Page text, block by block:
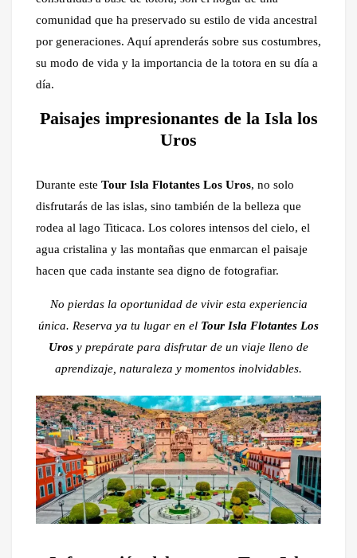
comunidad que ha preservado su estilo de vida ancestral
por generaciones. Aquí aprenderás sobre sus costumbres,
su modo de vida y la importancia de la totora en su día a
día.
Paisajes impresionantes de la Isla los
Uros
Durante este Tour Isla Flotantes Los Uros, no solo
disfrutarás de las islas, sino también de la belleza que
rodea al lago Titicaca. Los colores intensos del cielo, el
agua cristalina y las montañas que enmarcan el paisaje
hacen que cada instante sea digno de fotografiar.
No pierdas la oportunidad de vivir esta experiencia
única. Reserva ya tu lugar en el Tour Isla Flotantes Los
Uros y prepárate para disfrutar de un viaje lleno de
aprendizaje, naturaleza y momentos inolvidables.